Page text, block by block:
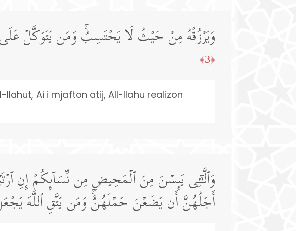
وَیَرۡزُقۡهُ مِنۡ حَیۡثُ لَا یَحۡتَسِبُۚ وَمَن یَتَوَكَّلۡ عَلَى
﴿3﴾
Ai i mjafton atij, All-llahu realizon
وَٱلَّـٰۤـِٔی یَىِٕسۡنَ مِنَ ٱلۡمَحِیضِ مِن نِّسَاۤىِٕكُمۡ إِنِ
أَجَلُهُنَّ أَن یَضَعۡنَ حَمۡلَهُنَّۚ وَمَن یَتَّقِ ٱللَّهَ یَجۡعَل